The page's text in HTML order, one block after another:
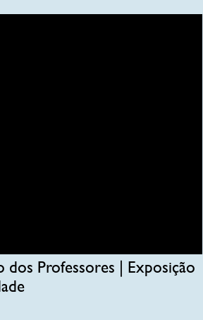
dos Professores | Exposição